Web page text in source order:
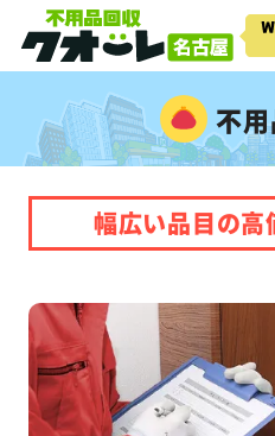
不
幅広い品目の高